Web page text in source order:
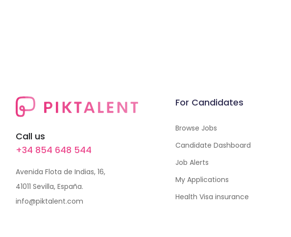
Call us
+34 854 648 544
Avenida Flota de Indias, 16,
41011 Sevilla, España.
info@piktalent.com
For Candidates
Browse Jobs
Candidate Dashboard
Job Alerts
My Applications
Health Visa insurance